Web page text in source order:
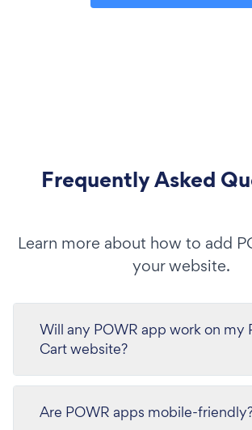
Frequently Asked
Learn more about how to add
your website.
Will any POWR app work on my
Cart website?
Are POWR apps mobile-